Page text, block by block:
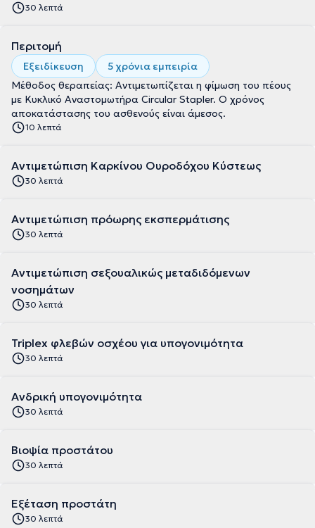
30 λεπτά
Περιτομή
Εξειδίκευση
5 χρόνια εμπειρία
Μέθοδος θεραπείας: Αντιμετωπίζεται η φίμωση του πέους
με Κυκλικό Αναστομωτήρα Circular Stapler. Ο χρόνος
αποκατάστασης του ασθενούς είναι άμεσος.
10 λεπτά
Αντιμετώπιση Καρκίνου Ουροδόχου Κύστεως
30 λεπτά
Αντιμετώπιση πρόωρης εκσπερμάτισης
30 λεπτά
Αντιμετώπιση σεξουαλικώς μεταδιδόμενων
νοσημάτων
30 λεπτά
Triplex φλεβών οσχέου για υπογονιμότητα
30 λεπτά
Aνδρική υπογονιμότητα
30 λεπτά
Βιοψία προστάτου
30 λεπτά
Εξέταση προστάτη
30 λεπτά